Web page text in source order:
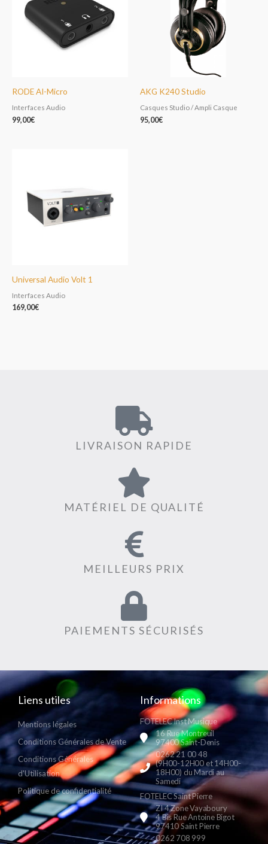
RODE AI-Micro
Interfaces Audio
99,00€
AKG K240 Studio
Casques Studio / Ampli Casque
95,00€
Universal Audio Volt 1
Interfaces Audio
169,00€
LIVRAISON RAPIDE
MATÉRIEL DE QUALITÉ
MEILLEURS PRIX
PAIEMENTS SÉCURISÉS
Liens utiles
Mentions légales
Conditions Générales de Vente
Conditions Générales
d'Utilisation
Politique de confidentialité
Informations
FOTELEC Inst Musique
16 Rue Montreuil
97400 Saint-Denis
0262 21 00 48
(9H00-12H00 et 14H00-
18H00) du Mardi au
Samedi
FOTELEC Saint Pierre
ZI 4 Zone Vayaboury
4 Bis Rue Antoine Bigot
97410 Saint Pierre
0262 708 999